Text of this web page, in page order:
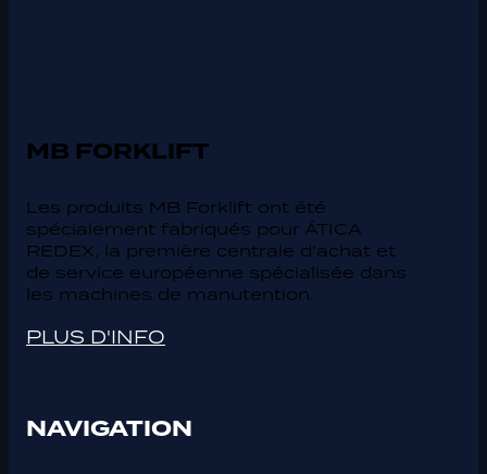
MB FORKLIFT
Les produits MB Forklift ont été
spécialement fabriqués pour ÁTICA
REDEX, la première centrale d’achat et
de service européenne spécialisée dans
les machines de manutention.
PLUS D'INFO
NAVIGATION